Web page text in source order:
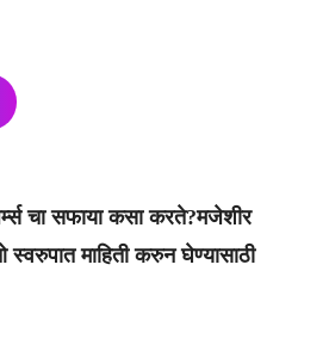
चा सफाया कसा करते?मजेशीर
स्वरुपात माहिती करुन घेण्यासाठी